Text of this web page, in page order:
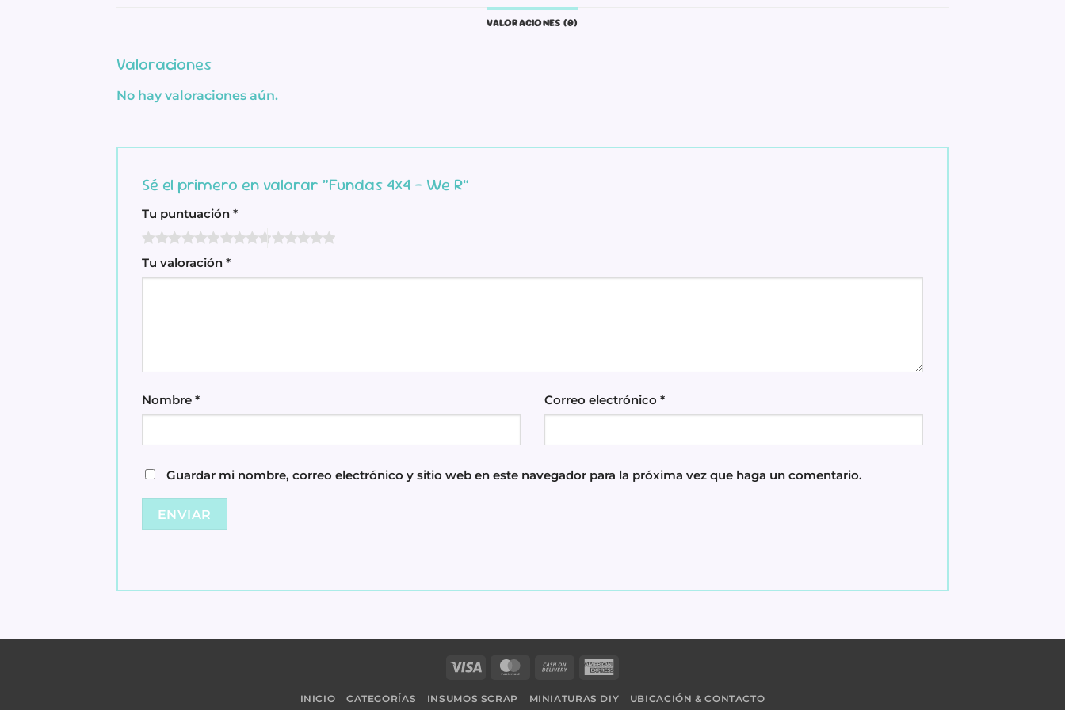
VALORACIONES (0)
Valoraciones
No hay valoraciones aún.
Sé el primero en valorar “Fundas 4×4 – We R”
Tu puntuación *
Tu valoración *
Nombre * Correo electrónico *
Guardar mi nombre, correo electrónico y sitio web en este navegador para la próxima vez que haga un comentario.
Visa MasterCard
Cash
Delivery
INICIO CATEGORÍAS INSUMOS SCRAP MINIATURAS DIY UBICACIÓN & CONTACTO